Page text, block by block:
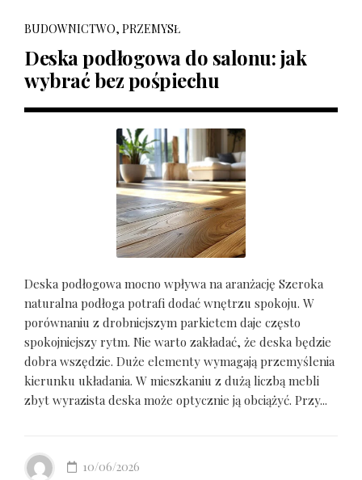
BUDOWNICTWO, PRZEMYSŁ
Deska podłogowa do salonu: jak
wybrać bez pośpiechu
Deska podłogowa mocno wpływa na aranżację Szeroka
naturalna podłoga potrafi dodać wnętrzu spokoju. W
porównaniu z drobniejszym parkietem daje często
spokojniejszy rytm. Nie warto zakładać, że deska będzie
dobra wszędzie. Duże elementy wymagają przemyślenia
kierunku układania. W mieszkaniu z dużą liczbą mebli
zbyt wyrazista deska może optycznie ją obciążyć. Przy...
10/06/2026